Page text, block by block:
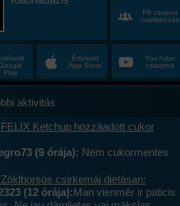
FB csoport
csatlakozás
Play
Értékeld
App Store
YouTube
csatorna
aktivitás
Ketchup hozzáadott cukor
(9 órája): Nem cukormentes
csirkemáj diétásan:
(12 órája):Man vienmēr ir paticis